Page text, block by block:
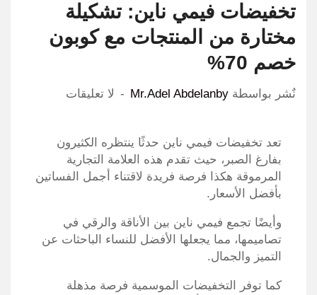
تخفيضات فيمي ناين: تشكيلة
مختارة من المنتجات مع كوبون
خصم 70%
نٌشر بواسطة Mr.Adel Abdelanby لا تعليقات
تعد تخفيضات فيمي ناين حدثًا ينتظره الكثيرون
بفارغ الصبر، حيث تقدم هذه العلامة التجارية
المرموقة هكذا فرصة فريدة لاقتناء أجمل الفساتين
بأفضل الأسعار.
وأيضًا تجمع فيمي ناين بين الأناقة والرقي في
تصاميمها، مما يجعلها الأفضل للنساء الباحثات عن
التميز والجمال.
كما توفر التخفيضات الموسمية فرصة مذهلة